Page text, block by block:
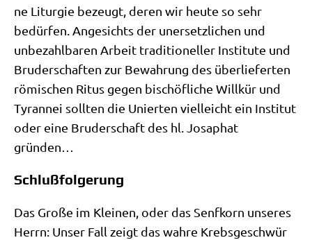
ne Lit­ur­gie bezeugt, deren wir heu­te so sehr
bedür­fen. Ange­sichts der uner­setz­li­chen und
unbe­zahl­ba­ren Arbeit tra­di­tio­nel­ler Insti­tu­te und
Bru­der­schaf­ten zur Bewah­rung des über­lie­fer­ten
römi­schen Ritus gegen bischöf­li­che Will­kür und
Tyran­nei soll­ten die Unier­ten viel­leicht ein Insti­tut
oder eine Bru­der­schaft des hl. Josa­phat
gründen…
Schlußfolgerung
Das Gro­ße im Klei­nen, oder das Senf­korn unse­res
Herrn: Unser Fall zeigt das wah­re Krebs­ge­schwür